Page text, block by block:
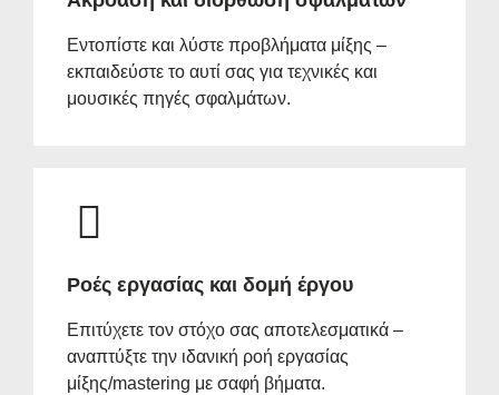
Εντοπίστε και λύστε προβλήματα μίξης –
εκπαιδεύστε το αυτί σας για τεχνικές και
μουσικές πηγές σφαλμάτων.
Ροές εργασίας και δομή έργου
Επιτύχετε τον στόχο σας αποτελεσματικά –
αναπτύξτε την ιδανική ροή εργασίας
μίξης/mastering με σαφή βήματα.